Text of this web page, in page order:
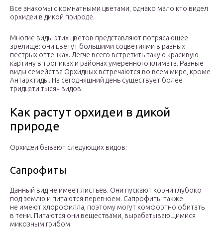
Все знакомы с комнатными цветами, однако мало кто видел
орхидеи в дикой природе.
Многие виды этих цветов представляют потрясающее
зрелище: они цветут большими соцветиями в разных
пестрых оттенках. Легче всего встретить такую красивую
картину в тропиках и районах умеренного климата. Разные
виды семейства Орхидных встречаются во всем мире, кроме
Антарктиды. На сегодняшний день существует более
тридцати тысяч видов.
Как растут орхидеи в дикой
природе
Орхидеи бывают следующих видов:
Сапрофиты
Данный вид не имеет листьев. Они пускают корни глубоко
под землю и питаются перегноем. Сапрофиты также
не имеют хлорофилла, поэтому могут комфортно обитать
в тени. Питаются они веществами, вырабатывающимися
микозным грибом.